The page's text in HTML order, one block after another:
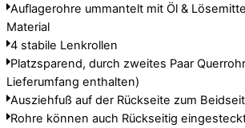
Auflagerohre ummantelt mit Öl &
Material
4 stabile Lenkrollen
Platzsparend, durch zweites Paar
Lieferumfang enthalten)
Ausziehfuß auf der Rückseite zum
Rohre können auch Rückseitig